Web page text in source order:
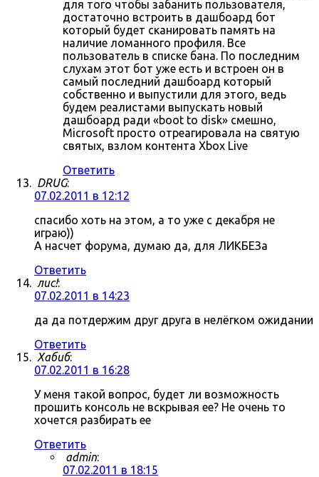
для того чтобы забанить пользователя,
достаточно встроить в дашбоард бот
который будет сканировать память на
наличие ломанного профиля. Все
пользователь в списке бана. По последним
слухам этот бот уже есть и встроен он в
самый последний дашбоард который
собственно и выпустили для этого, ведь
будем реалистами выпускать новый
дашбоард ради «boot to disk» смешно,
Microsoft просто отреагировала на святую
святых, взлом контента Xbox Live
Ответить
DRUG:
07.02.2011 в 12:12
спасибо хоть на этом, а то уже с декабря не
играю))
А насчет форума, думаю да, для ЛИКБЕЗа
Ответить
лис!:
07.02.2011 в 14:23
да да потдержим друг друга в нелёгком ожидании
Ответить
Хабиб:
07.02.2011 в 16:28
У меня такой вопрос, будет ли возможность
прошить консоль не вскрывая ее? Не очень то
хочется разбирать ее
Ответить
admin:
07.02.2011 в 18:15